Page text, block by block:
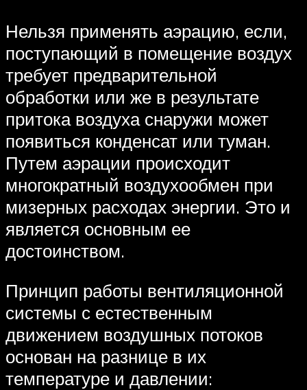
Нельзя применять аэрацию, если‚
поступающий в помещение воздух
требует предварительной
обработки или же в результате
притока воздуха снаружи может
появиться конденсат или туман.
Путем аэрации происходит
многократный воздухообмен при
мизерных расходах энергии. Это и
является основным ее
достоинством.
Принцип работы вентиляционной
системы с естественным
движением воздушных потоков
основан на разнице в их
температуре и давлении: